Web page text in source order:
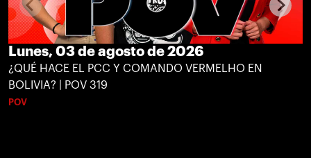
Lunes, 03 de agosto de 2026
¿QUÉ HACE EL PCC Y COMANDO VERMELHO EN
BOLIVIA? | POV 319
POV